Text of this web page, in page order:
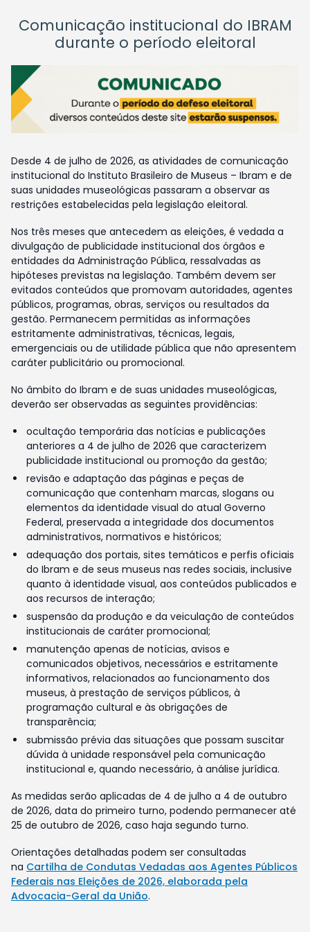
Comunicação institucional do IBRAM
durante o período eleitoral
Desde 4 de julho de 2026, as atividades de comunicação
institucional do Instituto Brasileiro de Museus – Ibram e de
suas unidades museológicas passaram a observar as
restrições estabelecidas pela legislação eleitoral.
Nos três meses que antecedem as eleições, é vedada a
divulgação de publicidade institucional dos órgãos e
entidades da Administração Pública, ressalvadas as
hipóteses previstas na legislação. Também devem ser
evitados conteúdos que promovam autoridades, agentes
públicos, programas, obras, serviços ou resultados da
gestão. Permanecem permitidas as informações
estritamente administrativas, técnicas, legais,
emergenciais ou de utilidade pública que não apresentem
caráter publicitário ou promocional.
No âmbito do Ibram e de suas unidades museológicas,
deverão ser observadas as seguintes providências:
ocultação temporária das notícias e publicações
anteriores a 4 de julho de 2026 que caracterizem
publicidade institucional ou promoção da gestão;
revisão e adaptação das páginas e peças de
comunicação que contenham marcas, slogans ou
elementos da identidade visual do atual Governo
Federal, preservada a integridade dos documentos
administrativos, normativos e históricos;
adequação dos portais, sites temáticos e perfis oficiais
do Ibram e de seus museus nas redes sociais, inclusive
quanto à identidade visual, aos conteúdos publicados e
aos recursos de interação;
suspensão da produção e da veiculação de conteúdos
institucionais de caráter promocional;
manutenção apenas de notícias, avisos e
comunicados objetivos, necessários e estritamente
informativos, relacionados ao funcionamento dos
museus, à prestação de serviços públicos, à
programação cultural e às obrigações de
transparência;
submissão prévia das situações que possam suscitar
dúvida à unidade responsável pela comunicação
institucional e, quando necessário, à análise jurídica.
As medidas serão aplicadas de 4 de julho a 4 de outubro
de 2026, data do primeiro turno, podendo permanecer até
25 de outubro de 2026, caso haja segundo turno.
Orientações detalhadas podem ser consultadas
na Cartilha de Condutas Vedadas aos Agentes Públicos
Federais nas Eleições de 2026, elaborada pela
Advocacia-Geral da União.